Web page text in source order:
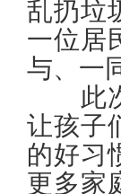
乱扔垃
一位居
与、一
此次
让孩子
的好习
更多家